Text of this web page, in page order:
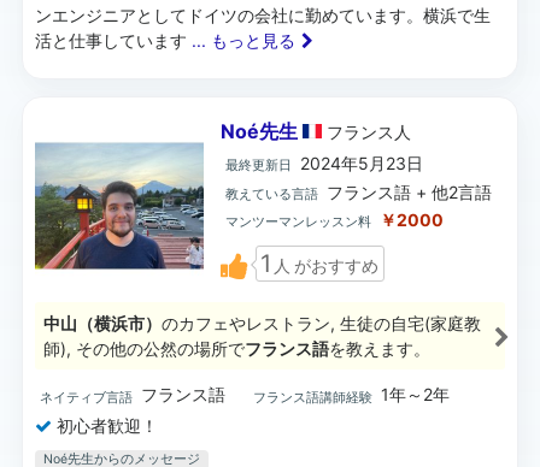
ンエンジニアとしてドイツの会社に勤めています。横浜で生
活と仕事しています ... もっと見る
Noé先生 フランス 人
最終更新日 2024年5月23日
教えている言語 フランス語 + 他2言語
マンツーマンレッスン料 ￥2000
1 人 がおすすめ
中山（横浜市） のカフェやレストラン, 生徒の自宅(家庭教
師), その他の公然の場所でフランス語を教えます。
ネイティブ言語 フランス語 フランス語講師経験 1年～2年
初心者歓迎！
Noé先生からのメッセージ